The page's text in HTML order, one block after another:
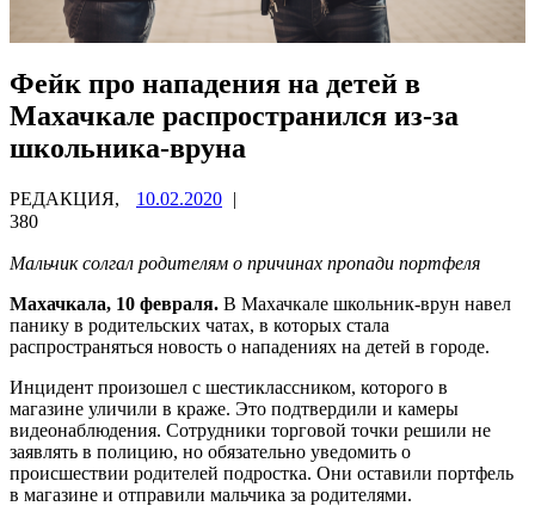
Фейк про нападения на детей в
Махачкале распространился из-за
школьника-вруна
РЕДАКЦИЯ, 10.02.2020 |
380
Мальчик солгал родителям о причинах пропади портфеля
Махачкала, 10 февраля. В Махачкале школьник-врун навел
панику в родительских чатах, в которых стала
распространяться новость о нападениях на детей в городе.
Инцидент произошел с шестиклассником, которого в
магазине уличили в краже. Это подтвердили и камеры
видеонаблюдения. Сотрудники торговой точки решили не
заявлять в полицию, но обязательно уведомить о
происшествии родителей подростка. Они оставили портфель
в магазине и отправили мальчика за родителями.